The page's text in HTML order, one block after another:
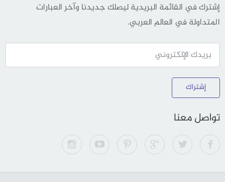
إشترك في القائمة البريدية ليصلك جديدنا وآخر العبارات
المتداولة في العالم العربي.
إشتراك
تواصل معنا